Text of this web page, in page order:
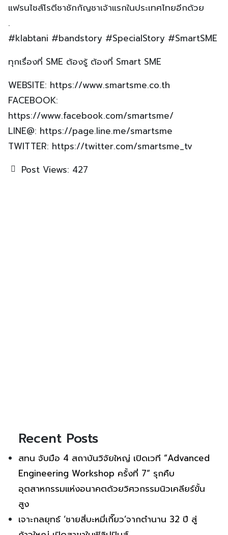
แฟรนไชส์โรตีชาชักกัญชาเจ้าแรกในประเทศไทยอีกด้วย
.
#klabtani #bandstory #SpecialStory #SmartSME
ทุกเรื่องที่ SME ต้องรู้ ต้องที่ Smart SME
WEBSITE: https://www.smartsme.co.th
FACEBOOK:
https://www.facebook.com/smartsme/
LINE@: https://page.line.me/smartsme
TWITTER: https://twitter.com/smartsme_tv
Post Views: 427
Recent Posts
สทน จับมือ 4 สถาบันวิจัยใหญ่ เปิดเวที “Advanced
Engineering Workshop ครั้งที่ 7” รุกคืบ
อุตสาหกรรมแห่งอนาคตด้วยวิศวกรรมนิวเคลียร์ขั้น
สูง
เจาะกลยุทธ์ ‘ชายสี่บะหมี่เกี๊ยว’จากตำนาน 32 ปี สู่